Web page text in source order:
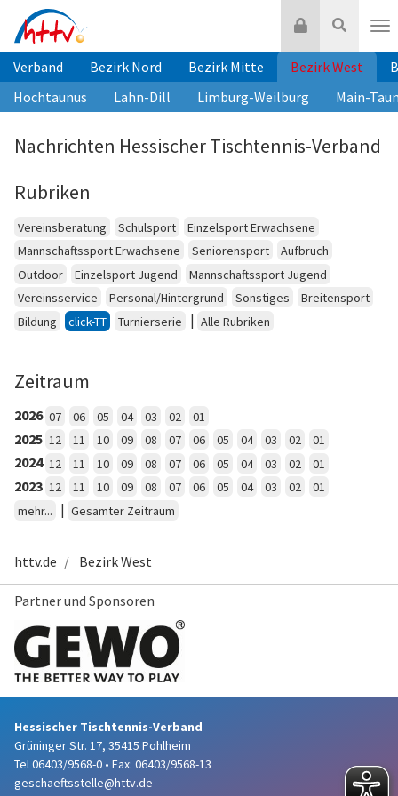
Inhalt
springen
Suche
Login
Verband Bezirk Nord Bezirk Mitte Bezirk West
Hochtaunus
Lahn-Dill Limburg-Weilburg Main-
Nachrichten Hessischer Tischtennis-Verband
Rubriken
Vereinsberatung Schulsport
Einzelsport Erwachsene
Mannschaftssport Erwachsene
Seniorensport
Aufbruch
Outdoor
Einzelsport Jugend
Mannschaftssport Jugend
Vereinsservice
Personal/Hintergrund Sonstiges
Breitensport
Bildung
click-TT Turnierserie | Alle Rubriken
Zeitraum
2026 07 06 05 04 03 02 01
2025 12 11 10 09 08 07 06 05 04 03 02 01
2024 12 11 10 09 08 07 06 05 04 03 02 01
2023 12 11 10 09 08 07 06 05 04 03 02
01
mehr...
| Gesamter Zeitraum
httv.de Bezirk West
Partner und Sponsoren
Hessischer Tischtennis-Verband
Grüninger Str. 17, 35415 Pohlheim
Tel 06403/9568-0 • Fax: 06403/9568-13
geschaeftsstelle@httv.de